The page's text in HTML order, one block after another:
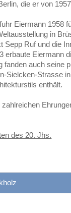
die er von
Eiermann 1958
in
Sepp Ruf und die
erbaute Eiermann
fanden auch seine
Sielcken-Strasse
enthält.
des 20. Jhs.